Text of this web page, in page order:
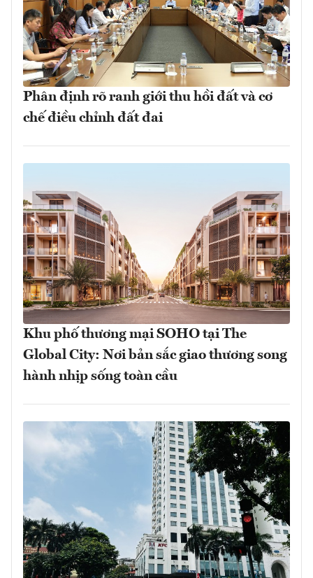
Phân định rõ ranh giới thu hồi đất và cơ
chế điều chỉnh đất đai
Khu phố thương mại SOHO tại The
Global City: Nơi bản sắc giao thương song
hành nhịp sống toàn cầu